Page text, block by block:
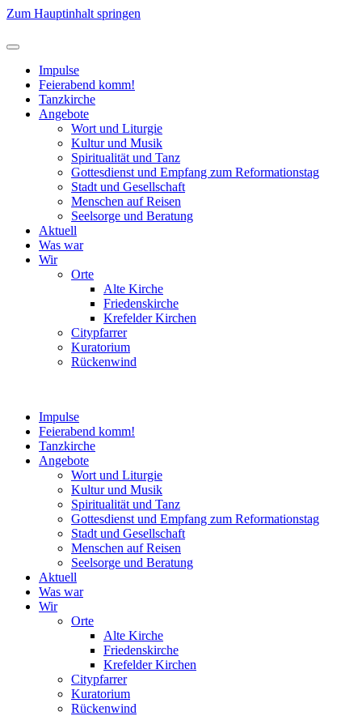
Zum Hauptinhalt springen
Impulse
Feierabend komm!
Tanzkirche
Angebote
Wort und Liturgie
Kultur und Musik
Spiritualität und Tanz
Gottesdienst und Empfang zum Reformationstag
Stadt und Gesellschaft
Menschen auf Reisen
Seelsorge und Beratung
Aktuell
Was war
Wir
Orte
Alte Kirche
Friedenskirche
Krefelder Kirchen
Citypfarrer
Kuratorium
Rückenwind
Impulse
Feierabend komm!
Tanzkirche
Angebote
Wort und Liturgie
Kultur und Musik
Spiritualität und Tanz
Gottesdienst und Empfang zum Reformationstag
Stadt und Gesellschaft
Menschen auf Reisen
Seelsorge und Beratung
Aktuell
Was war
Wir
Orte
Alte Kirche
Friedenskirche
Krefelder Kirchen
Citypfarrer
Kuratorium
Rückenwind